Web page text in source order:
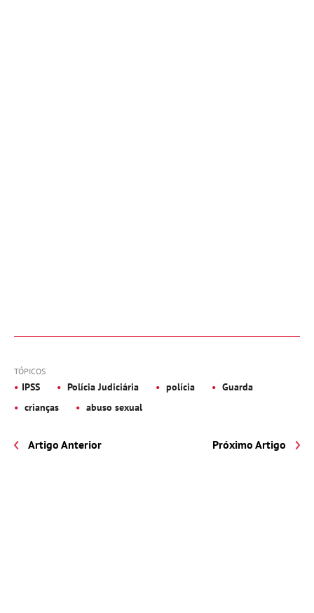
TÓPICOS
IPSS Polícia Judiciária polícia
Guarda
crianças
abuso sexual
Artigo Anterior Próximo Artigo